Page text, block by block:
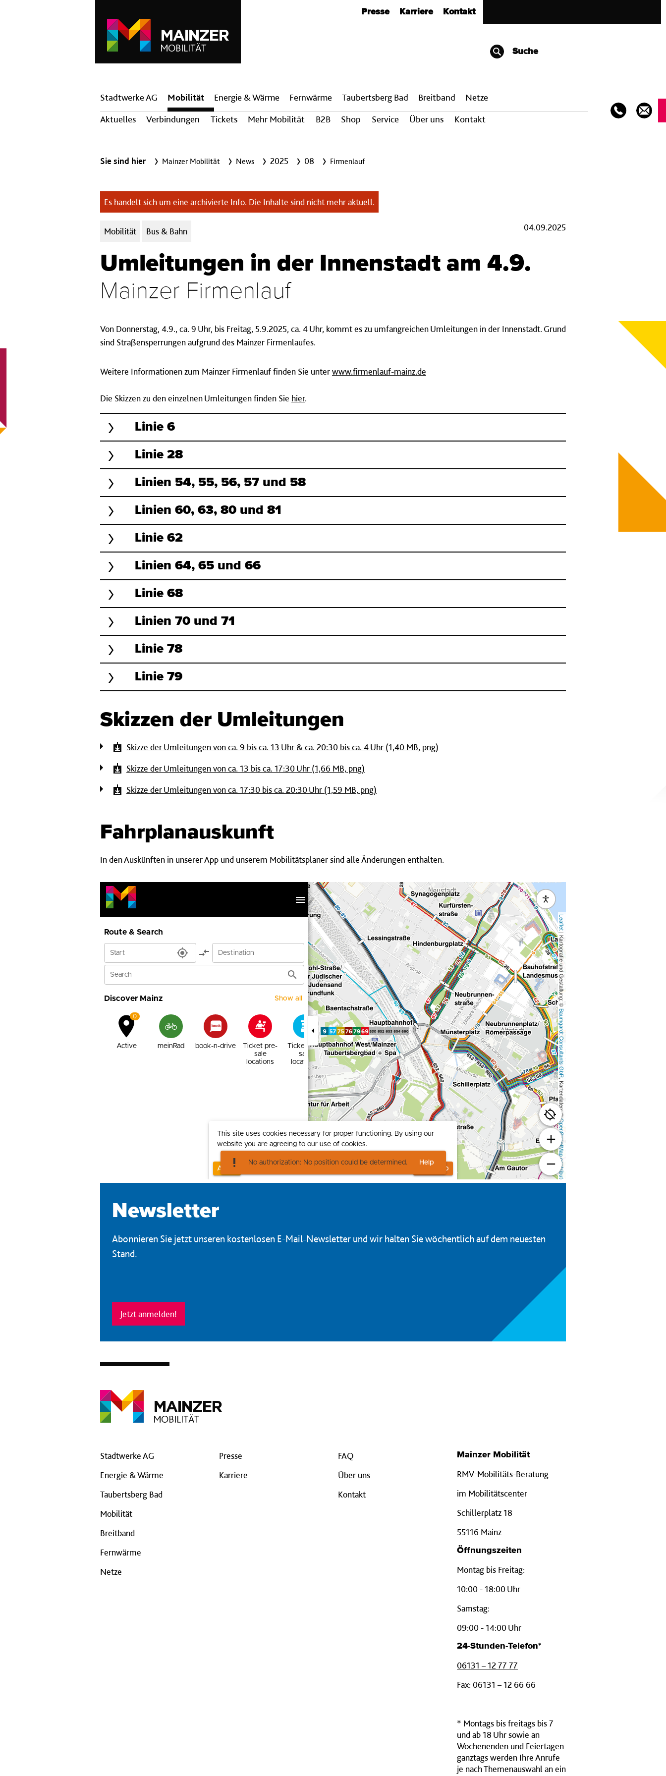
Presse Karriere Kontakt
Suche
Hauptnavigation
Stadtwerke AG
Mobilität
Aktuelles
Verbindungen Tickets Mehr Mobilität B2B Shop Service Über uns Kontakt
Energie & Wärme Fern­wärme Taubertsberg Bad Breit­band Netze
Sie sind hier Mainzer Mobilität News 2025 08 Firmenlauf
Es handelt sich um eine archivierte Info. Die Inhalte sind nicht mehr aktuell.
Kategorien:
Mobilität Bus & Bahn 04.09.2025
Umleitungen in der Innenstadt am 4.9.
Mainzer Firmenlauf
Von Donnerstag, 4.9., ca. 9 Uhr, bis Freitag, 5.9.2025, ca. 4 Uhr, kommt es zu umfangreichen Umleitungen in der Innenstadt. Grund
sind Straßensperrungen aufgrund des Mainzer Firmenlaufes.
Weitere Informationen zum Mainzer Firmenlauf finden Sie unterwww.firmenlauf-mainz.de
Die Skizzen zu den einzelnen Umleitungen finden Sie hier.
Linie 6
Linie 28
Linien 54, 55, 56, 57 und 58
Linien 60, 63, 80 und 81
Linie 62
Linien 64, 65 und 66
Linie 68
Linien 70 und 71
Linie 78
Linie 79
Skizzen der Umleitungen
Skizze der Umleitungen von ca. 9 bis ca. 13 Uhr & ca. 20:30 bis ca. 4 Uhr (1,40 MB, png)
Skizze der Umleitungen von ca. 13 bis ca. 17:30 Uhr (1,66 MB, png)
Skizze der Umleitungen von ca. 17:30 bis ca. 20:30 Uhr (1,59 MB, png)
Fahrplanauskunft
In den Auskünften in unserer App und unserem Mobilitätsplaner sind alle Änderungen enthalten.
Newsletter
Abonnieren Sie jetzt unseren kostenlosen E-Mail-Newsletter und wir halten Sie wöchentlich auf dem neuesten
Stand.
Jetzt anmelden!
Stadtwerke AG
Energie & Wärme
Taubertsberg Bad
Mobilität
Breitband
Fernwärme
Netze
Presse
Karriere
FAQ
Über uns
Kontakt
Mainzer Mobilität
RMV-Mobilitäts-Beratung
im Mobilitätscenter
Schillerplatz 18
55116 Mainz
Öffnungszeiten
Montag bis Freitag:
10:00 - 18:00 Uhr
Samstag:
09:00 - 14:00 Uhr
24-Stunden-Telefon*
06131 – 12 77 77
Fax: 06131 – 12 66 66
* Montags bis freitags bis 7
und ab 18 Uhr sowie an
Wochenenden und Feiertagen
ganztags werden Ihre Anrufe
je nach Themenauswahl an ein